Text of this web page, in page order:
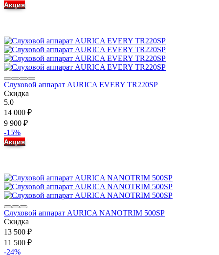
Акция
Слуховой аппарат AURICA EVERY TR220SP
Скидка
5.0
14 000 ₽
9 900 ₽
-15%
Акция
Слуховой аппарат AURICA NANOTRIM 500SP
Скидка
13 500 ₽
11 500 ₽
-24%